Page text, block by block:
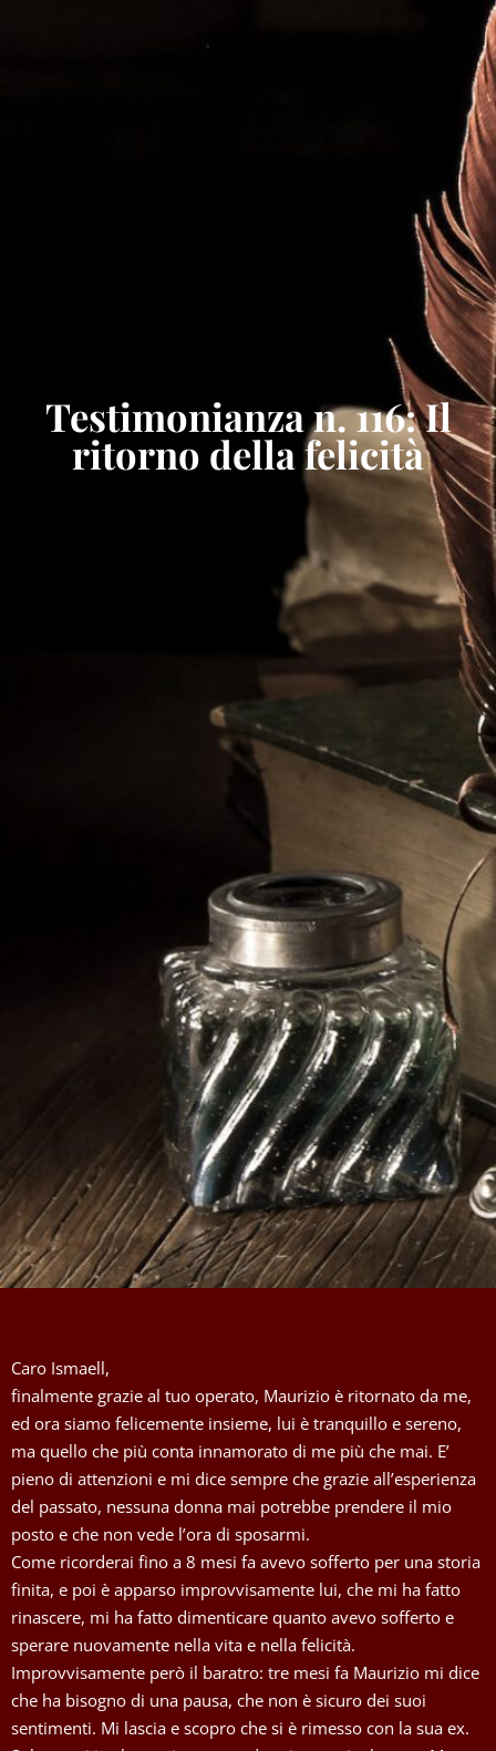
Testimonianza n. 116: Il
ritorno della felicità
Caro Ismaell,
finalmente grazie al tuo operato, Maurizio è ritornato da me,
ed ora siamo felicemente insieme, lui è tranquillo e sereno,
ma quello che più conta innamorato di me più che mai. E’
pieno di attenzioni e mi dice sempre che grazie all’esperienza
del passato, nessuna donna mai potrebbe prendere il mio
posto e che non vede l’ora di sposarmi.
Come ricorderai fino a 8 mesi fa avevo sofferto per una storia
finita, e poi è apparso improvvisamente lui, che mi ha fatto
rinascere, mi ha fatto dimenticare quanto avevo sofferto e
sperare nuovamente nella vita e nella felicità.
Improvvisamente però il baratro: tre mesi fa Maurizio mi dice
che ha bisogno di una pausa, che non è sicuro dei suoi
sentimenti. Mi lascia e scopro che si è rimesso con la sua ex.